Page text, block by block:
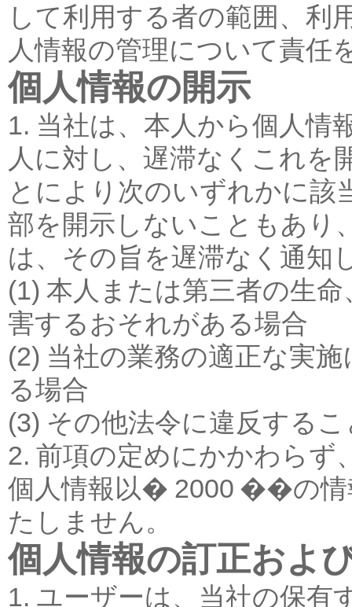
して利用する者の範囲、利
人情報の管理について責任
個人情報の開示
1. 当社は、本人から個人情
人に対し、遅滞なくこれを
とにより次のいずれかに該
部を開示しないこともあり
は、その旨を遅滞なく通知
(1) 本人または第三者の生
害するおそれがある場合
(2) 当社の業務の適正な実
る場合
(3) その他法令に違反する
2. 前項の定めにかかわらず
個人情報以� 2000 ��の情
たしません。
個人情報の訂正およ
1. ユーザーは、当社の保有